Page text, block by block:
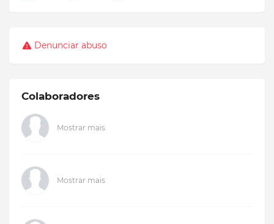
Denunciar abuso
Colaboradores
Mostrar mais
Mostrar mais